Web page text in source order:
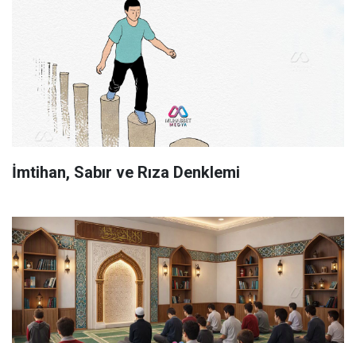
İmtihan, Sabır ve Rıza Denklemi